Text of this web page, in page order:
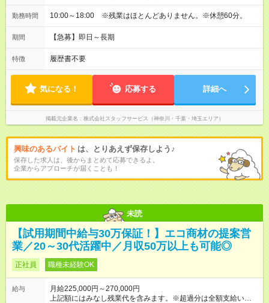
勤務時間 10:00～18:00 ※残業はほとんどありません。※休憩60分。
期間 【急募】即日～長期
特徴 履歴書不要
気になる！ 応募する 詳細へ
掲載元企業名 株式会社スタッフサービス（神奈川・千葉・埼玉エリア）
興味のあるバイト は、とりあえず保存しよう♪
保存した求人は、後からまとめて応募できるよ。
企業からアプローチが届くことも！
未読
【試用期間中給与30万保証！】エコ商材の提案営
業／20～30代活躍中／月収50万以上も可能◎
正社員 職種未経験OK
給与
月給225,000円～270,000円
上記額にはみなし残業代を含みます。※超過分は全額支給いたし